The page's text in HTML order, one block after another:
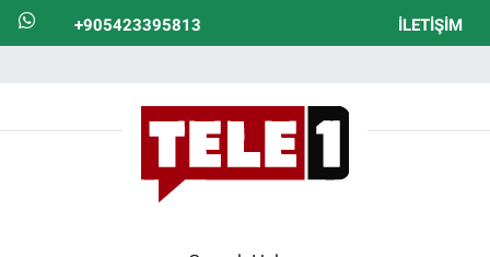
+905423395813 İLETIŞIM